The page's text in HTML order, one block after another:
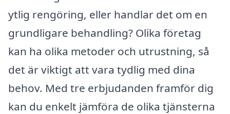
ytlig rengöring, eller handlar det om en
grundligare behandling? Olika företag
kan ha olika metoder och utrustning, så
det är viktigt att vara tydlig med dina
behov. Med tre erbjudanden framför dig
kan du enkelt jämföra de olika tjänsterna